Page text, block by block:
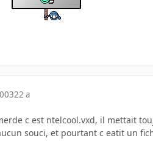
22 a
c est ntelcool.vxd, il mettait
souci, et pourtant c eatit un